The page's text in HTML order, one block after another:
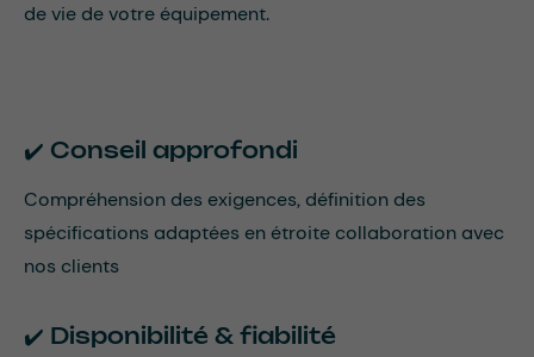
de vie de votre équipement.
✔️ Conseil approfondi
Compréhension des exigences, définition des
spécifications adaptées en étroite collaboration avec
nos clients
✔️ Disponibilité & fiabilité